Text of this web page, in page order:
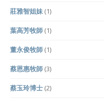
莊雅智姐妹 (1)
葉高芳牧師 (1)
董永俊牧師 (1)
蔡恩惠牧師 (3)
蔡玉玲博士 (2)